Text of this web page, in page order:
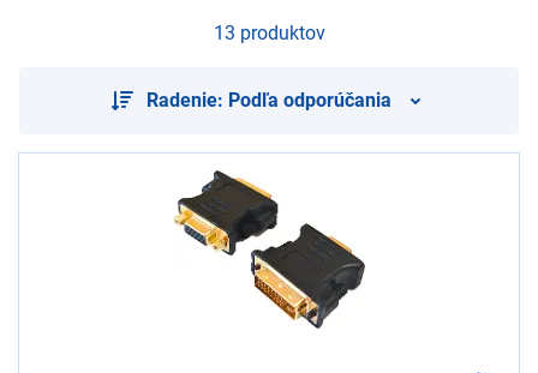
13 produktov
Radenie: Podľa odporúčania